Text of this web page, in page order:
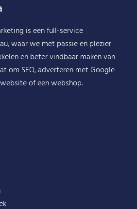
is een full-service
waar we met passie en plezier
en beter vindbaar maken van
om SEO, adverteren met Google
of een webshop.